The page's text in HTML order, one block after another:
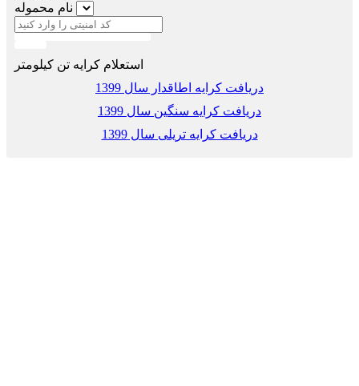
نام محموله
استعلام کرایه تن کیلومتر
دریافت کرایه اطاقدار سال 1399
دریافت کرایه سنگین سال 1399
دریافت کرایه تریلی سال 1399